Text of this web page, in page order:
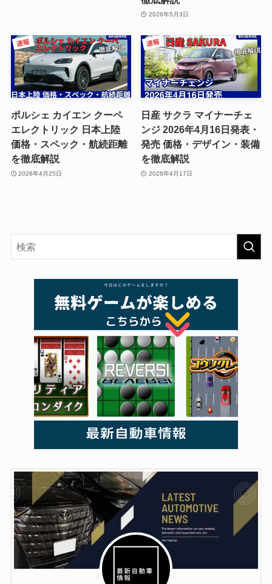
2026年5月3日
ポルシェ カイエン クーペ
エレクトリック 日本上陸
価格・スペック・航続距離
を徹底解説
2026年4月25日
日産 サクラ マイナーチェ
ンジ 2026年4月16日発表・
発売 価格・デザイン・装備
を徹底解説
2026年4月17日